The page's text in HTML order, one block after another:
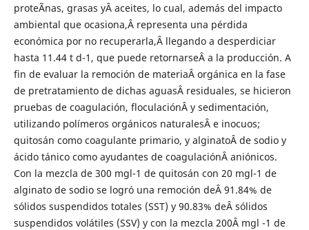
proteÃ­nas, grasas yÂ aceites, lo cual, además del impacto
ambiental que ocasiona,Â representa una pérdida
económica por no recuperarla,Â llegando a desperdiciar
hasta 11.44 t d-1, que puede retornarseÂ a la producción. A
fin de evaluar la remoción de materiaÂ orgánica en la fase
de pretratamiento de dichas aguasÂ residuales, se hicieron
pruebas de coagulación, floculaciónÂ y sedimentación,
utilizando polímeros orgánicos naturalesÂ e inocuos;
quitosán como coagulante primario, y alginatoÂ de sodio y
ácido tánico como ayudantes de coagulaciónÂ aniónicos.
Con la mezcla de 300 mgl-1 de quitosán con 20 mgl-1 de
alginato de sodio se logró una remoción deÂ 91.84% de
sólidos suspendidos totales (SST) y 90.83% deÂ sólidos
suspendidos volátiles (SSV) y con la mezcla 200Â mgl -1 de